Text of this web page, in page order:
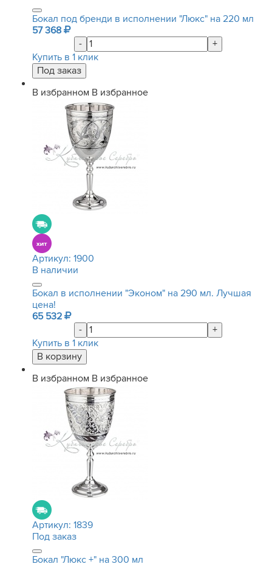
Бокал под бренди в исполнении "Люкс" на 220 мл
57 368
-
+
Купить в 1 клик
В избранном В избранное
Артикул: 1900
В наличии
Бокал в исполнении "Эконом" на 290 мл. Лучшая
цена!
65 532
-
+
Купить в 1 клик
В избранном В избранное
Артикул: 1839
Под заказ
Бокал "Люкс +" на 300 мл